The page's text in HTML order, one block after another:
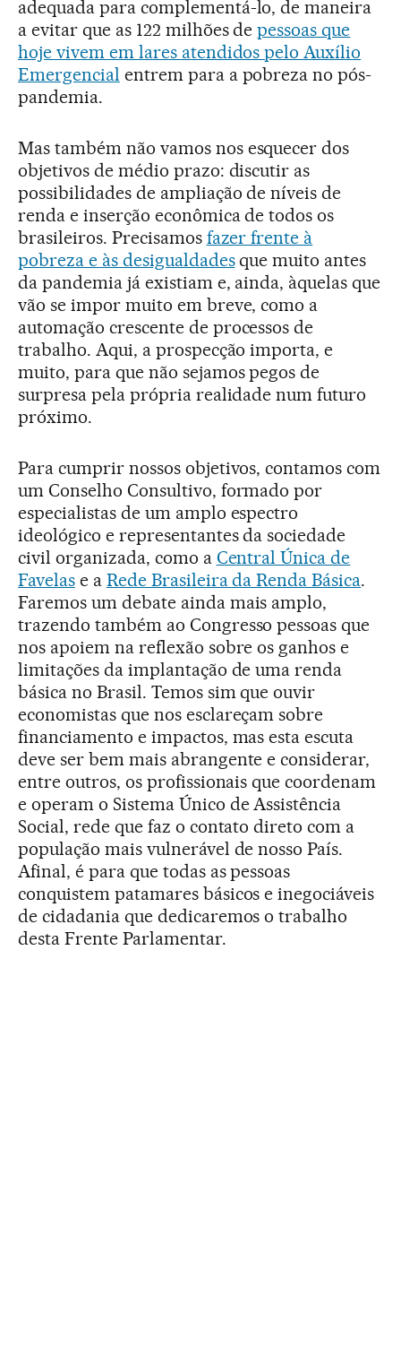
adequada para complementá-lo, de maneira
a evitar que as 122 milhões depessoas que
hoje vivem em lares atendidos pelo Auxílio
Emergencial entrem para a pobreza no pós-
pandemia.
Mas também não vamos nos esquecer dos
objetivos de médio prazo: discutir as
possibilidades de ampliação de níveis de
renda e inserção econômica de todos os
brasileiros. Precisamos fazer frente à
pobreza e às desigualdadesque muito antes
da pandemia já existiam e, ainda, àquelas que
vão se impor muito em breve, como a
automação crescente de processos de
trabalho. Aqui, a prospecção importa, e
muito, para que não sejamos pegos de
surpresa pela própria realidade num futuro
próximo.
Para cumprir nossos objetivos, contamos com
um Conselho Consultivo, formado por
especialistas de um amplo espectro
ideológico e representantes da sociedade
civil organizada, como a Central Única de
Favelase a Rede Brasileira da Renda Básica.
Faremos um debate ainda mais amplo,
trazendo também ao Congresso pessoas que
nos apoiem na reflexão sobre os ganhos e
limitações da implantação de uma renda
básica no Brasil. Temos sim que ouvir
economistas que nos esclareçam sobre
financiamento e impactos, mas esta escuta
deve ser bem mais abrangente e considerar,
entre outros, os profissionais que coordenam
e operam o Sistema Único de Assistência
Social, rede que faz o contato direto com a
população mais vulnerável de nosso País.
Afinal, é para que todas as pessoas
conquistem patamares básicos e inegociáveis
de cidadania que dedicaremos o trabalho
desta Frente Parlamentar.